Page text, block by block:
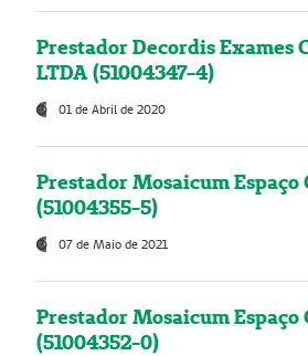
Prestador Decordis Exames
LTDA (51004347-4)
01 de Abril de 2020
Prestador Mosaicum
(51004355-5)
07 de Maio de 2021
Prestador Mosaicum
(51004352-0)